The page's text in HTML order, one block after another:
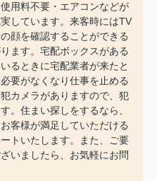
用料不要・エアコンなどが
しています。来客時にはTV
顔を確認することができる
ます。宅配ボックスがある
るときに宅配業者が来たと
要がなくなり仕事を止める
カメラがありますので、犯
。住まい探しをするなら、
客様が満足していただける
トいたします。また、ご要
いましたら、お気軽にお問